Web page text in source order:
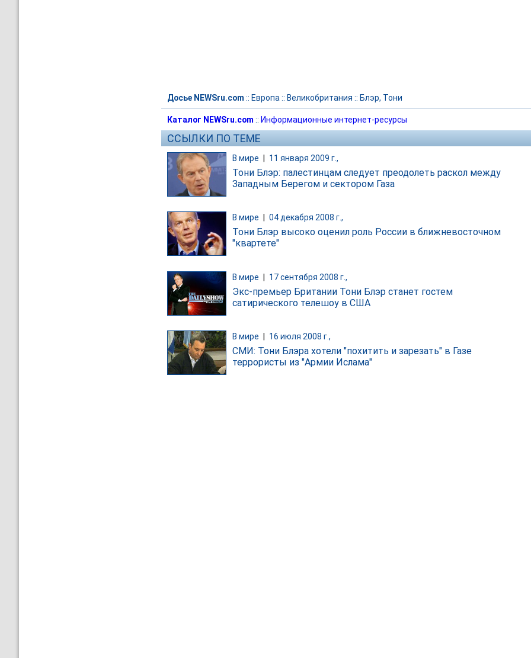
Досье NEWSru.com :: Европа :: Великобритания :: Блэр, Тони
Каталог NEWSru.com :: Информационные интернет-ресурсы
ССЫЛКИ ПО ТЕМЕ
В мире 11 января 2009 г.,
Тони Блэр: палестинцам следует преодолеть раскол между
Западным Берегом и сектором Газа
В мире 04 декабря 2008 г.,
Тони Блэр высоко оценил роль России в ближневосточном
"квартете"
В мире | 17 сентября 2008 г.,
Экс-премьер Британии Тони Блэр станет гостем
сатирического телешоу в США
В мире 16 июля 2008 г.,
СМИ: Тони Блэра хотели "похитить и зарезать" в Газе
террористы из "Армии Ислама"